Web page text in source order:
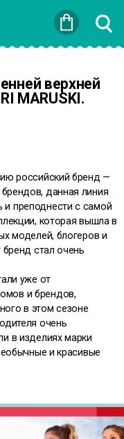
верхней
MARUSKI.
российский бренд —
данная линия
преподнести с самой
которая вышла в
моделей, блогеров и
бренд стал очень
уже от
и брендов,
в этом сезоне
очень
в изделиях марки
и красивые